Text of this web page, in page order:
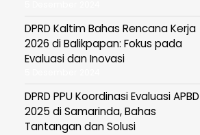
DPRD Kaltim Bahas Rencana Kerja
2026 di Balikpapan: Fokus pada
Evaluasi dan Inovasi
DPRD PPU Koordinasi Evaluasi APBD
2025 di Samarinda, Bahas
Tantangan dan Solusi